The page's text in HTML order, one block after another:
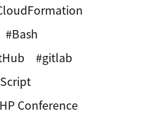
Bash
gitlab
Conference